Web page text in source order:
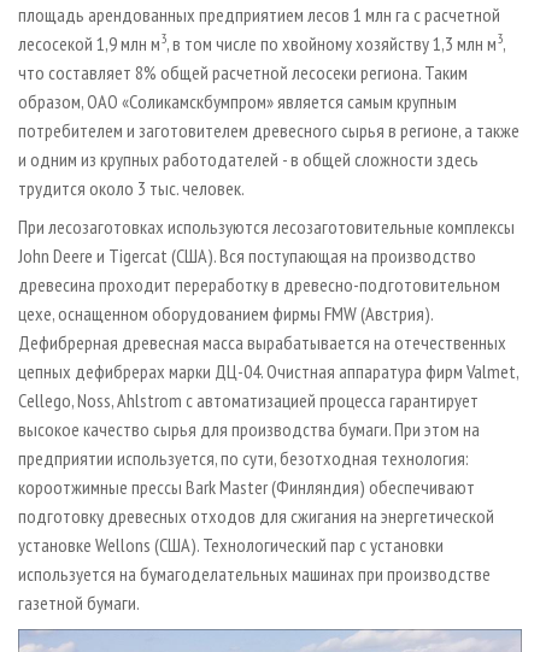
площадь арендованных предприятием лесов 1 млн га с расчетной
лесосекой 1,9 млн м3, в том числе по хвойному хозяйству 1,3 млн м3,
что составляет 8% общей расчетной лесосеки региона. Таким
образом, ОАО «Соликамскбумпром» является самым крупным
потребителем и заготовителем древесного сырья в регионе, а также
и одним из крупных работодателей - в общей сложности здесь
трудится около 3 тыс. человек.
При лесозаготовках используются лесозаготовительные комплексы
John Deere и Tigercat (США). Вся поступающая на производство
древесина проходит переработку в древесно-подготовительном
цехе, оснащенном оборудованием фирмы FMW (Австрия).
Дефибрерная древесная масса вырабатывается на отечественных
цепных дефибрерах марки ДЦ-04. Очистная аппаратура фирм Valmet,
Cellego, Noss, Ahlstrom с автоматизацией процесса гарантирует
высокое качество сырья для производства бумаги. При этом на
предприятии используется, по сути, безотходная технология:
короотжимные прессы Bark Master (Финляндия) обеспечивают
подготовку древесных отходов для сжигания на энергетической
установке Wellons (США). Технологический пар с установки
используется на бумагоделательных машинах при производстве
газетной бумаги.